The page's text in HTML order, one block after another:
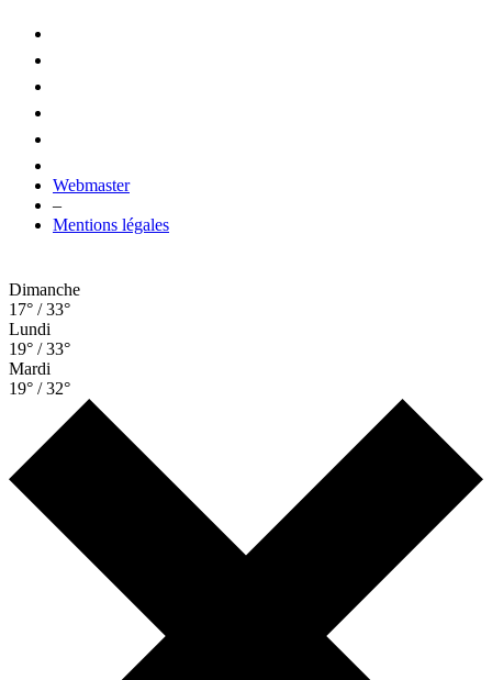
Webmaster
–
Mentions légales
Dimanche
17° / 33°
Lundi
19° / 33°
Mardi
19° / 32°